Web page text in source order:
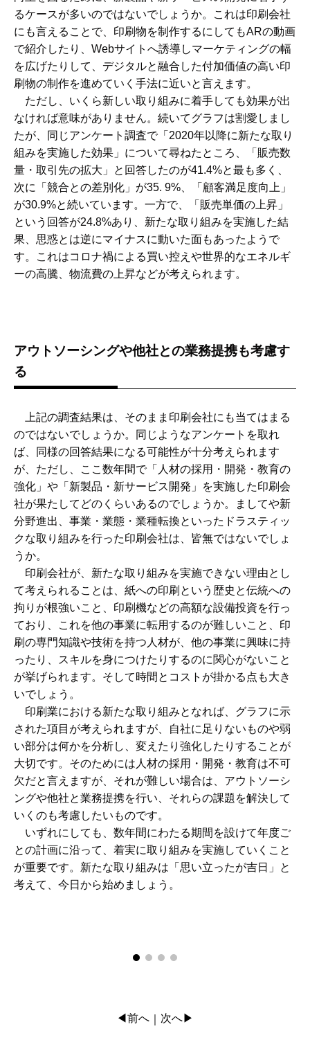
るケースが多いのではないでしょうか。これは印刷会社
にも言えることで、印刷物を制作するにしてもARの動画
で紹介したり、Webサイトへ誘導しマーケティングの幅
を広げたりして、デジタルと融合した付加価値の高い印
刷物の制作を進めていく手法に近いと言えます。
ただし、いくら新しい取り組みに着手しても効果が出
なければ意味がありません。続いてグラフは割愛しまし
たが、同じアンケート調査で「2020年以降に新たな取り
組みを実施した効果」について尋ねたところ、「販売数
量・取引先の拡大」と回答したのが41.4%と最も多く、
次に「競合との差別化」が35. 9%、「顧客満足度向上」
が30.9%と続いています。一方で、「販売単価の上昇」
という回答が24.8%あり、新たな取り組みを実施した結
果、思惑とは逆にマイナスに動いた面もあったようで
す。これはコロナ禍による買い控えや世界的なエネルギ
ーの高騰、物流費の上昇などが考えられます。
アウトソーシングや他社との業務提携も考慮す
る
上記の調査結果は、そのまま印刷会社にも当てはまる
のではないでしょうか。同じようなアンケートを取れ
ば、同様の回答結果になる可能性が十分考えられます
が、ただし、ここ数年間で「人材の採用・開発・教育の
強化」や「新製品・新サービス開発」を実施した印刷会
社が果たしてどのくらいあるのでしょうか。ましてや新
分野進出、事業・業態・業種転換といったドラスティッ
クな取り組みを行った印刷会社は、皆無ではないでしょ
うか。
印刷会社が、新たな取り組みを実施できない理由とし
て考えられることは、紙への印刷という歴史と伝統への
拘りが根強いこと、印刷機などの高額な設備投資を行っ
ており、これを他の事業に転用するのが難しいこと、印
刷の専門知識や技術を持つ人材が、他の事業に興味に持
ったり、スキルを身につけたりするのに関心がないこと
が挙げられます。そして時間とコストが掛かる点も大き
いでしょう。
印刷業における新たな取り組みとなれば、グラフに示
された項目が考えられますが、自社に足りないものや弱
い部分は何かを分析し、変えたり強化したりすることが
大切です。そのためには人材の採用・開発・教育は不可
欠だと言えますが、それが難しい場合は、アウトソーシ
ングや他社と業務提携を行い、それらの課題を解決して
いくのも考慮したいものです。
いずれにしても、数年間にわたる期間を設けて年度ご
との計画に沿って、着実に取り組みを実施していくこと
が重要です。新たな取り組みは「思い立ったが吉日」と
考えて、今日から始めましょう。
◀前へ 次へ▶